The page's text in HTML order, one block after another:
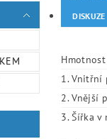
DISKUZE
Hmotnost
1. Vnitřní
2. Vnější
3. Šířka v